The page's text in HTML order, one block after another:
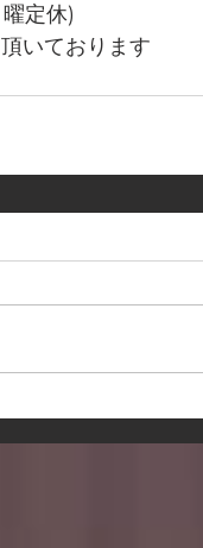
定休)
いております